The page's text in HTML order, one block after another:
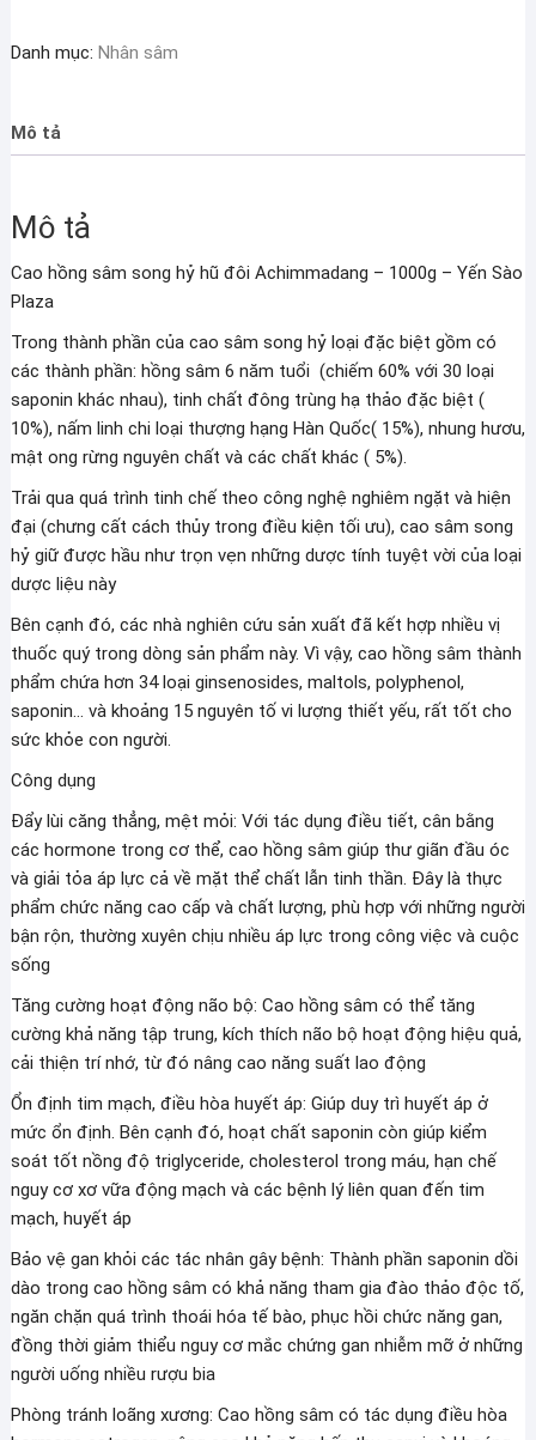
song
đôi
1000g
Yến
Sào
Plaza
số
lượng
Danh mục: Nhân sâm
Mô tả
Mô tả
Cao hồng sâm song hỷ hũ đôi Achimmadang – 1000g – Yến Sào
Plaza
Trong thành phần của cao sâm song hỷ loại đặc biệt gồm có
các thành phần: hồng sâm 6 năm tuổi (chiếm 60% với 30 loại
saponin khác nhau), tinh chất đông trùng hạ thảo đặc biệt (
10%), nấm linh chi loại thượng hạng Hàn Quốc( 15%), nhung hươu,
mật ong rừng nguyên chất và các chất khác ( 5%).
Trải qua quá trình tinh chế theo công nghệ nghiêm ngặt và hiện
đại (chưng cất cách thủy trong điều kiện tối ưu), cao sâm song
hỷ giữ được hầu như trọn vẹn những dược tính tuyệt vời của loại
dược liệu này
Bên cạnh đó, các nhà nghiên cứu sản xuất đã kết hợp nhiều vị
thuốc quý trong dòng sản phẩm này. Vì vậy, cao hồng sâm thành
phẩm chứa hơn 34 loại ginsenosides, maltols, polyphenol,
saponin… và khoảng 15 nguyên tố vi lượng thiết yếu, rất tốt cho
sức khỏe con người.
Công dụng
Đẩy lùi căng thẳng, mệt mỏi: Với tác dụng điều tiết, cân bằng
các hormone trong cơ thể, cao hồng sâm giúp thư giãn đầu óc
và giải tỏa áp lực cả về mặt thể chất lẫn tinh thần. Đây là thực
phẩm chức năng cao cấp và chất lượng, phù hợp với những người
bận rộn, thường xuyên chịu nhiều áp lực trong công việc và cuộc
sống
Tăng cường hoạt động não bộ: Cao hồng sâm có thể tăng
cường khả năng tập trung, kích thích não bộ hoạt động hiệu quả,
cải thiện trí nhớ, từ đó nâng cao năng suất lao động
Ổn định tim mạch, điều hòa huyết áp: Giúp duy trì huyết áp ở
mức ổn định. Bên cạnh đó, hoạt chất saponin còn giúp kiểm
soát tốt nồng độ triglyceride, cholesterol trong máu, hạn chế
nguy cơ xơ vữa động mạch và các bệnh lý liên quan đến tim
mạch, huyết áp
Bảo vệ gan khỏi các tác nhân gây bệnh: Thành phần saponin dồi
dào trong cao hồng sâm có khả năng tham gia đào thảo độc tố,
ngăn chặn quá trình thoái hóa tế bào, phục hồi chức năng gan,
đồng thời giảm thiểu nguy cơ mắc chứng gan nhiễm mỡ ở những
người uống nhiều rượu bia
Phòng tránh loãng xương: Cao hồng sâm có tác dụng điều hòa